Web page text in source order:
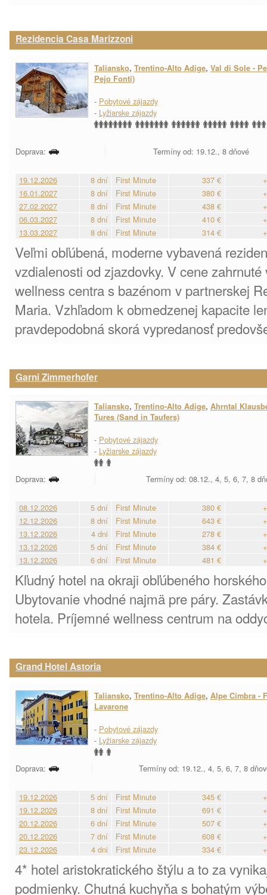
Rezidencia Casa Marizzoni
Taliansko, Trentino-Alto Adige, Val di Sole -
Pejo Fonti)
- Pobytové zájazdy
- Lyžiarske zájazdy
Doprava: Termíny od: 19.12., 8 dňové
19.12.2026 8 dní First Minute 337 €
16.01.2027
8 dní First Minute 380 €
27.02.2027
8 dní First Minute 438 €
06.03.2027
8 dní First Minute 410 €
13.03.2027
8 dní First Minute 314 €
Veľmi obľúbená, moderne vybavená
vzdialenosti od zjazdovky. V cene
wellness centra s bazénom v partnerskej
Maria. Vzhľadom k obmedzenej kapacite
pravdepodobná skorá vypredanosť
Garni Zimmerhofer
Taliansko, Trentino-Alto Adige, Ahrntal
Tures (Sand in Taufers)
- Pobytové zájazdy
- Lyžiarske zájazdy
Doprava: Termíny od: 08.12., 4, 5, 6, 7, 8
08.12.2026 5 dní First Minute 380 €
12.12.2026
8 dní First Minute 643 €
13.12.2026
4 dni First Minute 278 €
13.12.2026
5 dní First Minute 384 €
13.12.2026
6 dní First Minute 481 €
Kľudný hotel na okraji obľúbeného
Ubytovanie vhodné najmä pre páry.
hotela. Príjemné wellness centrum na
Grand Hotel Astoria
Taliansko, Trentino-Alto Adige, Alpe Cimbra -
Lavarone
- Pobytové zájazdy
- Lyžiarske zájazdy
Doprava: Termíny od: 19.12., 4, 5, 6, 7, 8
19.12.2026 5 dní First Minute 345 €
19.12.2026
8 dní First Minute 691 €
20.12.2026
6 dní First Minute 507 €
20.12.2026
7 dní First Minute 608 €
23.12.2026
4 dni First Minute 334 €
4* hotel aristokratického štýlu a to za
podmienky. Chutná kuchyňa s bohatým